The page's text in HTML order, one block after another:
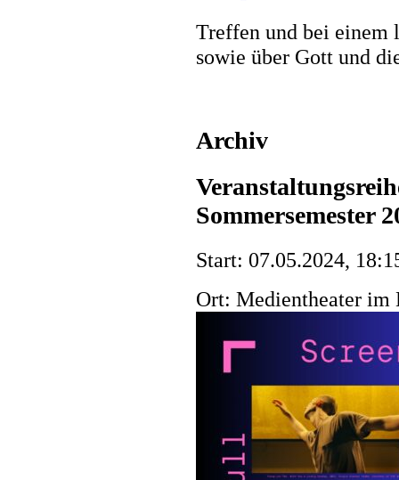
Treffen und bei einem
sowie über Gott und
Archiv
Sommersemester
Start: 07.05.2024,
Ort: Medientheater im